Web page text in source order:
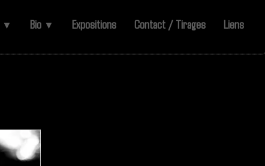
▼ Bio ▼ Expositions Contact / Tirages Liens